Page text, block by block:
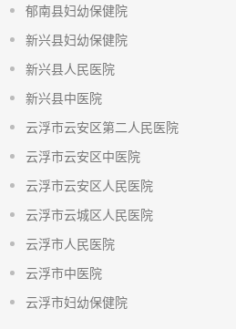
郁南县妇幼保健院
新兴县妇幼保健院
新兴县人民医院
新兴县中医院
云浮市云安区第二人民医院
云浮市云安区中医院
云浮市云安区人民医院
云浮市云城区人民医院
云浮市人民医院
云浮市中医院
云浮市妇幼保健院